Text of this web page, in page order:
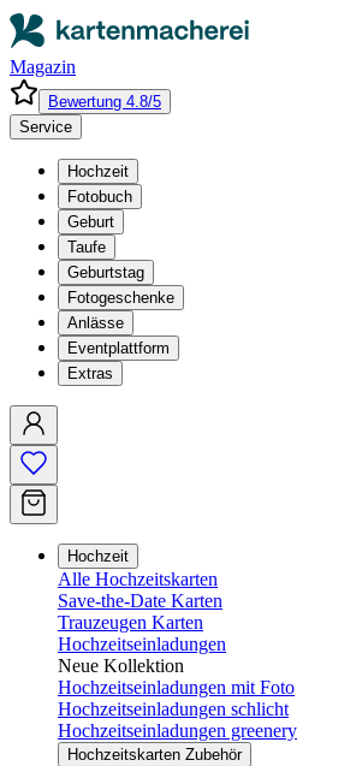
Magazin
Bewertung 4.8/5
Service
Hochzeit
Fotobuch
Geburt
Taufe
Geburtstag
Fotogeschenke
Anlässe
Eventplattform
Extras
Hochzeit
Alle Hochzeitskarten
Save-the-Date Karten
Trauzeugen Karten
Hochzeitseinladungen
Neue Kollektion
Hochzeitseinladungen mit Foto
Hochzeitseinladungen schlicht
Hochzeitseinladungen greenery
Hochzeitskarten Zubehör